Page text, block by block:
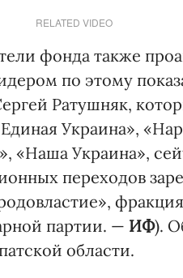
RELATED VIDEO
фонда также
по этому
Ратушняк,
Украина»,
«Наша Украина»,
переходов
партии. — ИФ).
области.